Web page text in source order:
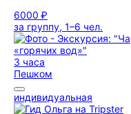
6000 ₽
за группу, 1–6 чел.
3 часа
Пешком
индивидуальная